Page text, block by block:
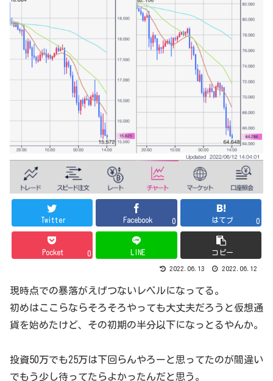
Twitter Facebook 0 はてブ 0
Pocket 0 LINE コピー
2022.06.13 2022.06.12
現時点での暴落がえげつないレベルになってる。
初めはここらならそろそろやっても大丈夫だろうと仮想通
貨を始めたけど、その初期の半分以下になっとるやんか。
投資50万でも25万は下回らんやろーと思ってたのが間違い
でもう少し待ってたらよかったんだと思う。